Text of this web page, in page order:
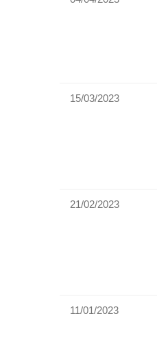
15/03/2023
21/02/2023
11/01/2023